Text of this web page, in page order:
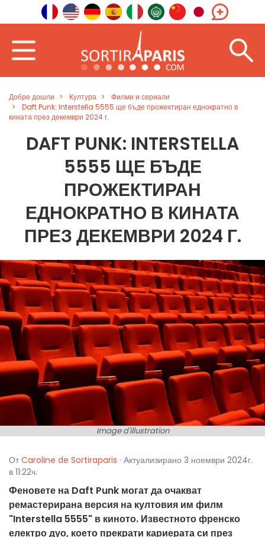
Добре дошли Култура
Филми и сериали
Daft Punk: Interstella 5555 ще бъде прожектиран еднократно в
кината през декември 2024 г.
DAFT PUNK: INTERSTELLA
5555 ЩЕ БЪДЕ
ПРОЖЕКТИРАН
ЕДНОКРАТНО В КИНАТА
ПРЕЗ ДЕКЕМВРИ 2024 Г.
Image d'illustration
От Caroline de Sortiraparis · Актуализирано 3 ноември 2024г.
в 11:22ч.
Феновете на Daft Punk могат да очакват
ремастерирана версия на култовия им филм
"Interstella 5555" в киното. Известното френско
електро дуо, което прекрати кариерата си през